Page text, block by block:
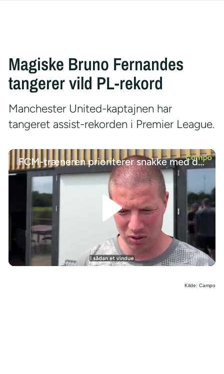
Magiske Bruno Fernandes
tangerer vild PL-rekord
Manchester United-kaptajnen har
tangeret assist-rekorden i Premier League.
FCM-træneren prioriterer snakke med de unge talenter
/
Kilde: Campo